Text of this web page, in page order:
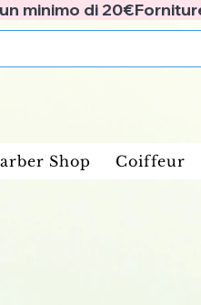
minimo di 20€
Shop Coiffeur